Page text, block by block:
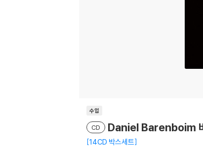
수입
CD Daniel Barenboim
14CD 박스세트